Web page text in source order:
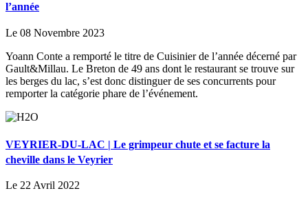
l’année
Le 08 Novembre 2023
Yoann Conte a remporté le titre de Cuisinier de l’année décerné par
Gault&Millau. Le Breton de 49 ans dont le restaurant se trouve sur
les berges du lac, s’est donc distinguer de ses concurrents pour
remporter la catégorie phare de l’événement.
VEYRIER-DU-LAC | Le grimpeur chute et se facture la
cheville dans le Veyrier
Le 22 Avril 2022